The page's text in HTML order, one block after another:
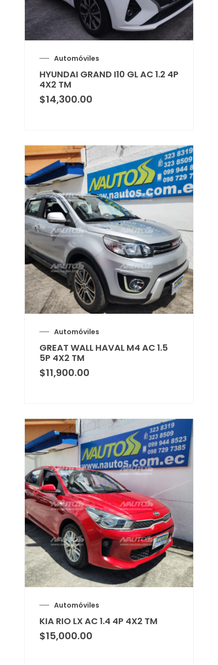
Automóviles
HYUNDAI GRAND I10 GL AC 1.2 4P
4X2 TM
$14,300.00
Automóviles
GREAT WALL HAVAL M4 AC 1.5
5P 4X2 TM
$11,900.00
Automóviles
KIA RIO LX AC 1.4 4P 4X2 TM
$15,000.00